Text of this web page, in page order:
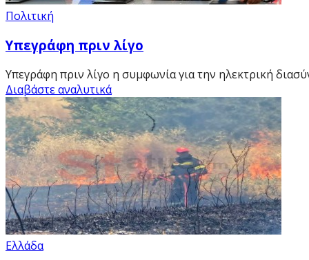
Πολιτική
Υπεγράφη πριν λίγο
Υπεγράφη πριν λίγο η συμφωνία για την ηλεκτρική
Διαβάστε αναλυτικά
Ελλάδα